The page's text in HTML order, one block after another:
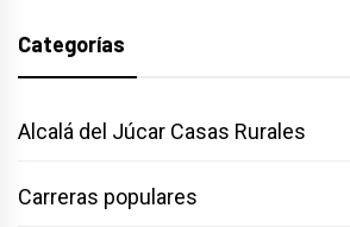
Categorías
Alcalá del Júcar Casas Rurales
Carreras populares